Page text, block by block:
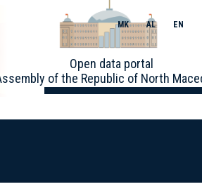
Open data portal
of the Republic of North
MK AL EN